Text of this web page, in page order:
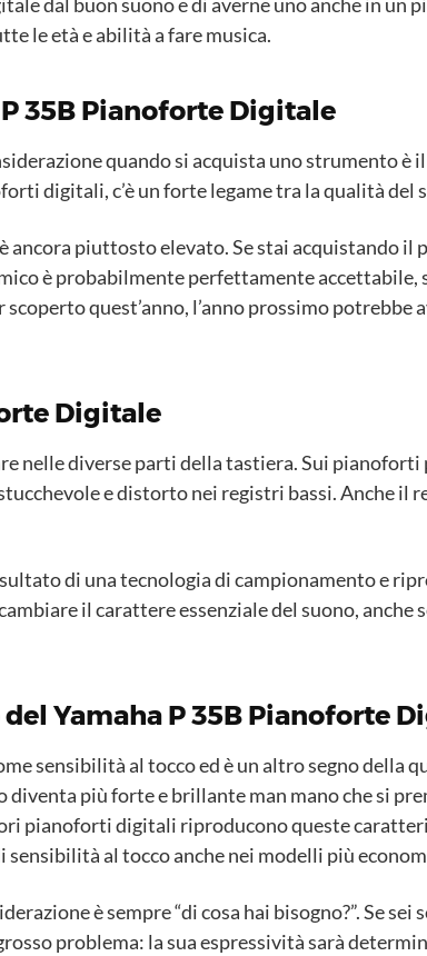
le età e abilità a fare musica.
35B Pianoforte Digitale
quando si acquista uno strumento è
digitali, c’è un forte legame tra la qualità del
ancora piuttosto elevato. Se stai acquistando
è probabilmente perfettamente accettabile,
scoperto quest’anno, l’anno prossimo
Digitale
nelle diverse parti della tastiera. Sui pianoforti
e distorto nei registri bassi. Anche il
di una tecnologia di campionamento e
il carattere essenziale del suono, anche
Yamaha P 35B Pianoforte
sensibilità al tocco ed è un altro segno della
diventa più forte e brillante man mano che si
pianoforti digitali riproducono queste
al tocco anche nei modelli più
è sempre “di cosa hai bisogno?”. Se
problema: la sua espressività sarà